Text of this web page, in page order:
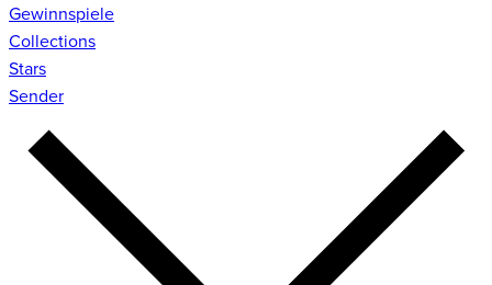
Gewinnspiele
Collections
Stars
Sender